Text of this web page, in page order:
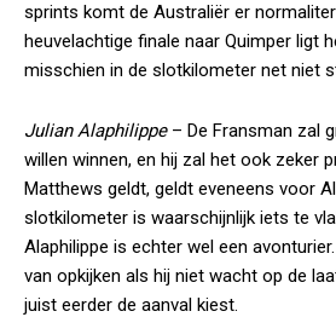
sprints komt de Australiër er
heuvelachtige finale naar Quimper ligt
misschien in de slotkilometer net niet
Julian Alaphilippe– De Fransman zal
willen winnen, en hij zal het ook zeker
Matthews geldt, geldt eveneens voor
slotkilometer is waarschijnlijk iets te
Alaphilippe is echter wel een
van opkijken als hij niet wacht op de
juist eerder de aanval kiest.